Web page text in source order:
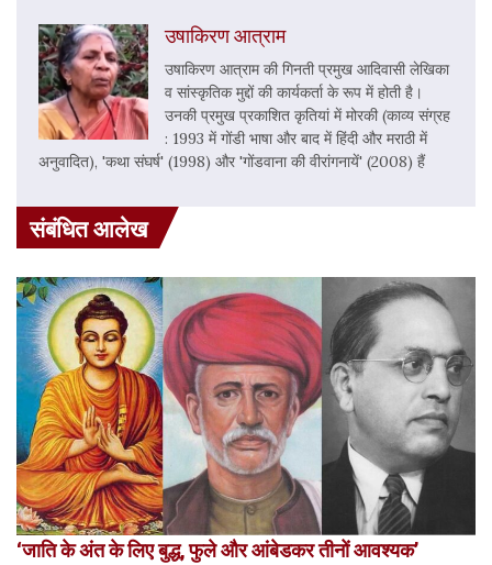
उषाकिरण आत्राम
उषाकिरण आत्राम की गिनती प्रमुख आदिवासी लेखिका
व सांस्कृतिक मुद्दों की कार्यकर्ता के रूप में होती है।
उनकी प्रमुख प्रकाशित कृतियां में मोरकी (काव्य संग्रह
: 1993 में गोंडी भाषा और बाद में हिंदी और मराठी में
अनुवादित), 'कथा संघर्ष' (1998) और 'गोंडवाना की वीरांगनायें' (2008) हैं
संबंधित आलेख
‘जाति के अंत के लिए बुद्ध, फुले और आंबेडकर तीनों आवश्यक’